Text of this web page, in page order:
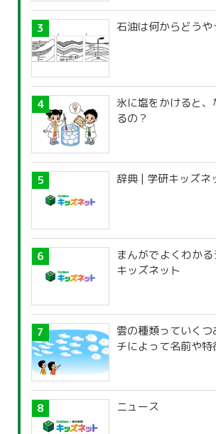
石油は何からどうや
氷に塩をかけると
るの？
辞典 | 学研キッズネ
まんがでよくわか
キッズネット
雲の種類っていく
チによって名前や特
ニュース